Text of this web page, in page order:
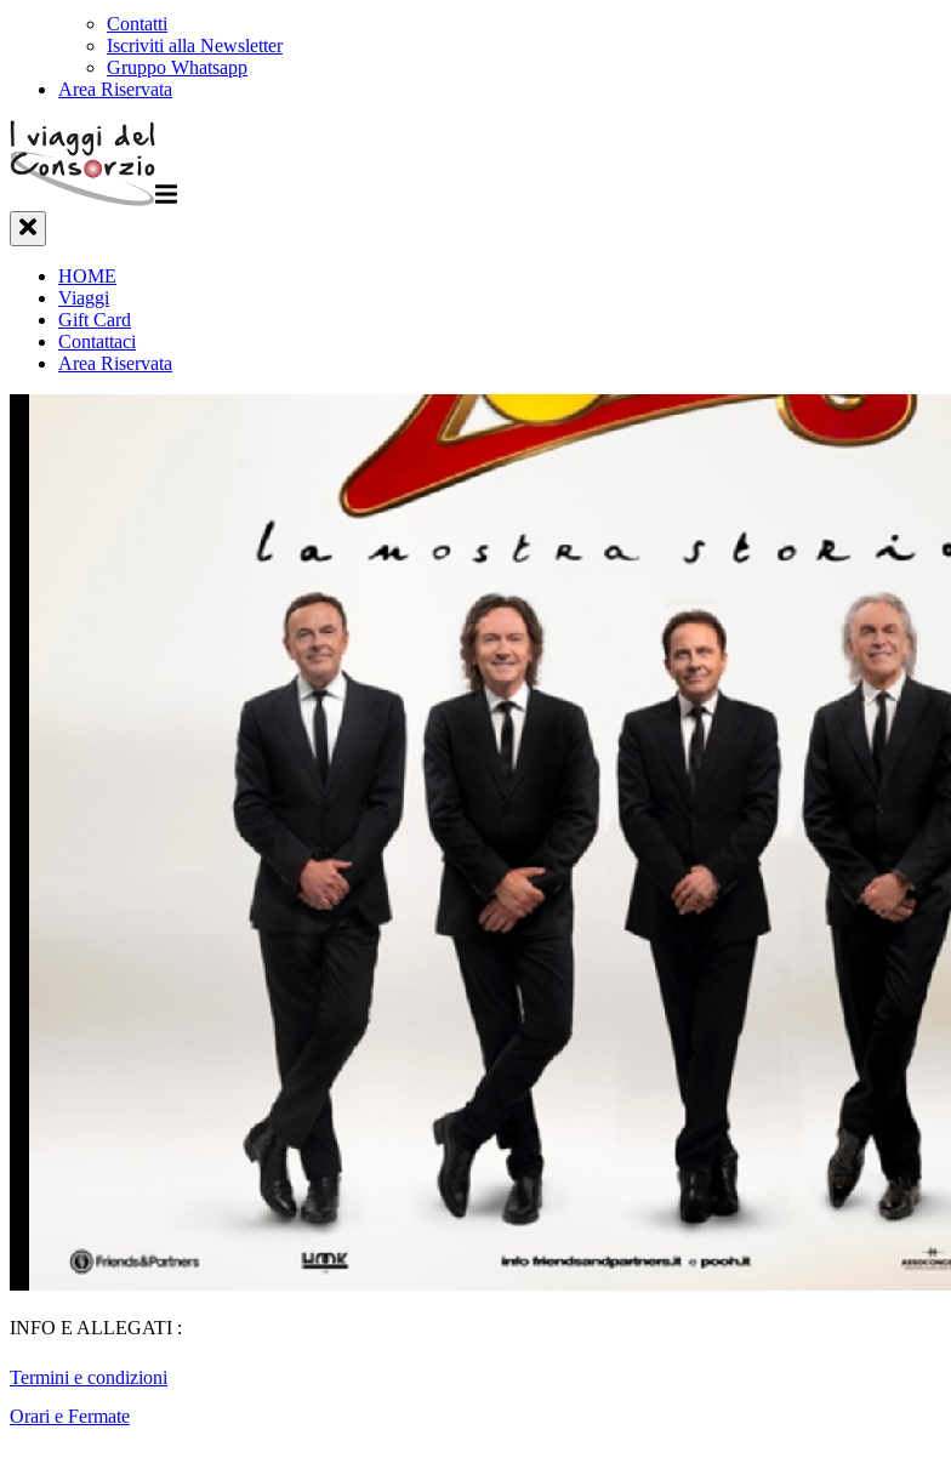
Contatti
Iscriviti alla Newsletter
Gruppo Whatsapp
Area Riservata
HOME
Viaggi
Gift Card
Contattaci
Area Riservata
INFO E ALLEGATI :
Termini e condizioni
Orari e Fermate